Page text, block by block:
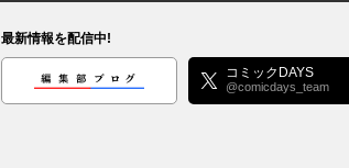
最新情報を配信中!
編集部ブログ コミックDAYS
@comicdays_team